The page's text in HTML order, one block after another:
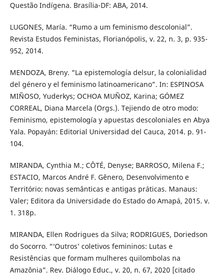
Questão Indígena. Brasília-DF: ABA, 2014.
LUGONES, María. “Rumo a um feminismo descolonial”.
Revista Estudos Feministas, Florianópolis, v. 22, n. 3, p. 935-
952, 2014.
MENDOZA, Breny. “La epistemología delsur, la colonialidad
del género y el feminismo latinoamericano”. In: ESPINOSA
MIÑOSO, Yuderkys; OCHOA MUÑOZ, Karina; GÓMEZ
CORREAL, Diana Marcela (Orgs.). Tejiendo de otro modo:
Feminismo, epistemología y apuestas descoloniales en Abya
Yala. Popayán: Editorial Universidad del Cauca, 2014. p. 91-
104.
MIRANDA, Cynthia M.; CÔTÉ, Denyse; BARROSO, Milena F.;
ESTACIO, Marcos André F. Gênero, Desenvolvimento e
Território: novas semânticas e antigas práticas. Manaus:
Valer; Editora da Universidade do Estado do Amapá, 2015. v.
1. 318p.
MIRANDA, Ellen Rodrigues da Silva; RODRIGUES, Doriedson
do Socorro. “‘Outros’ coletivos femininos: Lutas e
Resistências que formam mulheres quilombolas na
Amazônia”. Rev. Diálogo Educ., v. 20, n. 67, 2020 [citado